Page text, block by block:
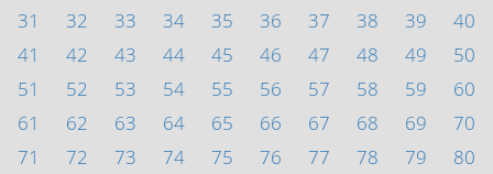
31
32 33 34 35 36 37 38 39
40
41
42 43 44 45 46 47 48 49
50
51
52 53 54 55 56 57 58 59
60
61
62 63 64 65 66 67 68 69
70
71
72 73 74 75 76 77 78 79
80